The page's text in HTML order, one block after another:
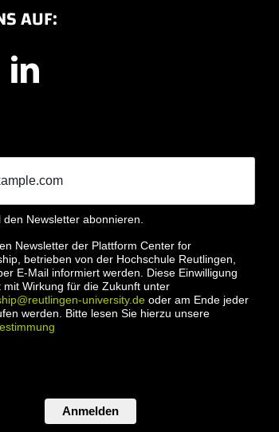
AUF:
den Newsletter abonnieren.
Newsletter der Plattform Center for
betrieben von der Hochschule Reutlingen,
E-Mail informiert werden. Diese Einwilligung
mit Wirkung für die Zukunft unter
university.de oder am Ende jeder
werden. Bitte lesen Sie hierzu unsere
Anmelden